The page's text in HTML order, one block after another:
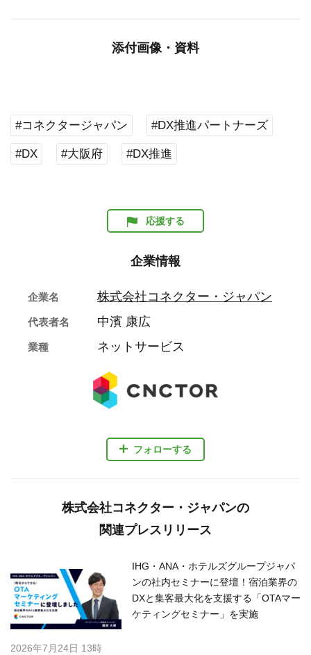
添付画像・資料
#コネクタージャパン #DX推進パートナーズ
#DX #大阪府 #DX推進
応援する
企業情報
フォローする
企業名 株式会社コネクター・ジャパン
代表者名 中濱 康広
業種 ネットサービス
株式会社コネクター・ジャパンの
関連プレスリリース
IHG・ANA・ホテルズグループジャパ
ンの社内セミナーに登壇！宿泊業界の
DXと集客最大化を支援する「OTAマー
ケティングセミナー」を実施
2026年7月24日 13時